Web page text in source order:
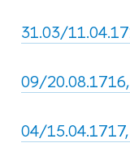
31.03/
09/
04/